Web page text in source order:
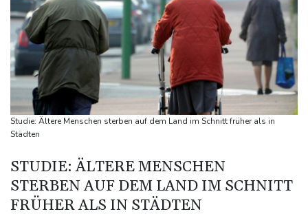
Verkehrsminister Bilger will Boni von Bahnmanagern an Ziele
knüpfen
Bericht: Trotz Sanierung nur jeder vierte Zug zwischen Hamburg
und Berlin pünktlich
FC Bayern: Kompany setzt auf Musiala
Waldbrände in Kanada: Notstand in Provinz British Columbia
ausgerufen
in Köln
Studie: Ältere Menschen sterben auf dem Land im Schnitt früher als in
Städten
STUDIE: ÄLTERE MENSCHEN
STERBEN AUF DEM LAND IM SCHNITT
FRÜHER ALS IN STÄDTEN